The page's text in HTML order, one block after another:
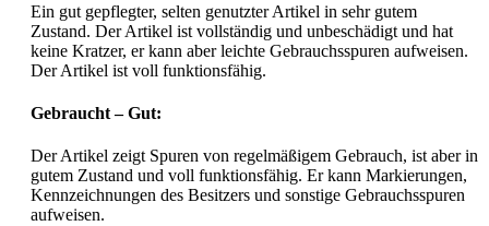
Ein gut gepflegter, selten genutzter Artikel in sehr gutem
Zustand. Der Artikel ist vollständig und unbeschädigt und hat
keine Kratzer, er kann aber leichte Gebrauchsspuren aufweisen.
Der Artikel ist voll funktionsfähig.
Gebraucht – Gut:
Der Artikel zeigt Spuren von regelmäßigem Gebrauch, ist aber in
gutem Zustand und voll funktionsfähig. Er kann Markierungen,
Kennzeichnungen des Besitzers und sonstige Gebrauchsspuren
aufweisen.